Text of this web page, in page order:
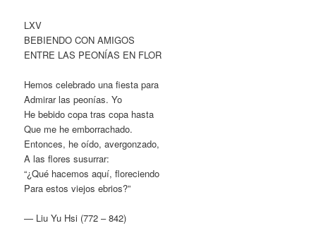
LXV
BEBIENDO CON AMIGOS
ENTRE LAS PEONÍAS EN FLOR
Hemos celebrado una fiesta para
Admirar las peonías. Yo
He bebido copa tras copa hasta
Que me he emborrachado.
Entonces, he oído, avergonzado,
A las flores susurrar:
“¿Qué hacemos aquí, floreciendo
Para estos viejos ebrios?”
— Liu Yu Hsi (772 – 842)